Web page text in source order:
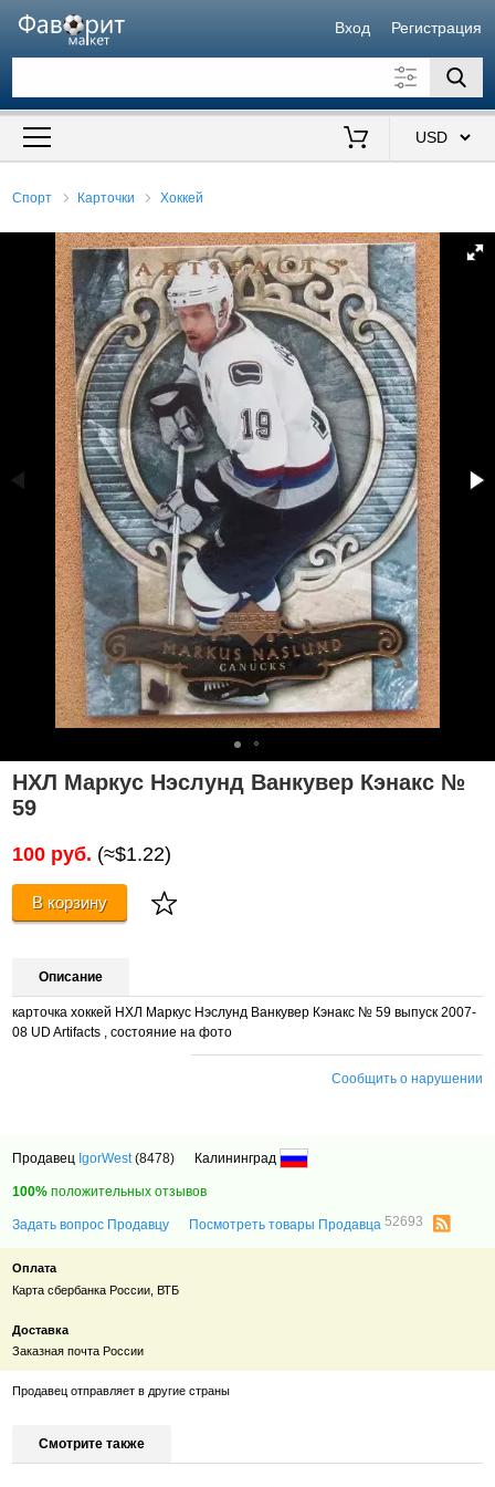
Вход Регистрация
Искать также в описании
Спорт Карточки Хоккей
НХЛ Маркус Нэслунд Ванкувер Кэнакс №
59
100 руб. (≈$1.22)
В корзину
Описание
карточка хоккей НХЛ Маркус Нэслунд Ванкувер Кэнакс № 59 выпуск 2007-
08 UD Artifacts , состояние на фото
Сообщить о нарушении
Продавец IgorWest (8478) Калининград
100% положительных отзывов
Задать вопрос Продавцу Посмотреть товары Продавца52693
Оплата
Карта сбербанка России, ВТБ
Доставка
Заказная почта России
Продавец отправляет в другие страны
Смотрите также